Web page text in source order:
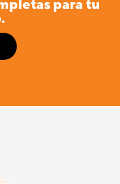
para tu